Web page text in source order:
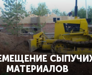
МАТЕРИАЛОВ